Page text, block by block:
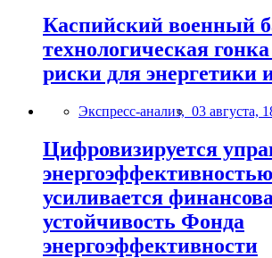
Каспийский военный
технологическая
риски для энергетики
Экспресс-анализ, 03 августа,
Цифровизируется
усиливается
устойчивость Фонда
энергоэффективности